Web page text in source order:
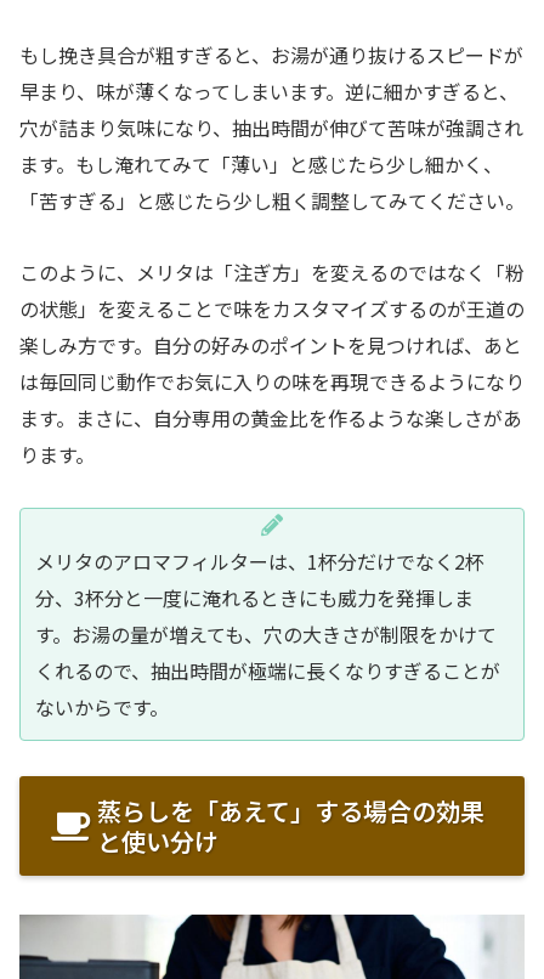
もし挽き具合が粗すぎると、お湯が通り抜けるスピードが
早まり、味が薄くなってしまいます。逆に細かすぎると、
穴が詰まり気味になり、抽出時間が伸びて苦味が強調され
ます。もし淹れてみて「薄い」と感じたら少し細かく、
「苦すぎる」と感じたら少し粗く調整してみてください。
このように、メリタは「注ぎ方」を変えるのではなく「粉
の状態」を変えることで味をカスタマイズするのが王道の
楽しみ方です。自分の好みのポイントを見つければ、あと
は毎回同じ動作でお気に入りの味を再現できるようになり
ます。まさに、自分専用の黄金比を作るような楽しさがあ
ります。
メリタのアロマフィルターは、1杯分だけでなく2杯
分、3杯分と一度に淹れるときにも威力を発揮しま
す。お湯の量が増えても、穴の大きさが制限をかけて
くれるので、抽出時間が極端に長くなりすぎることが
ないからです。
蒸らしを「あえて」する場合の効果
と使い分け